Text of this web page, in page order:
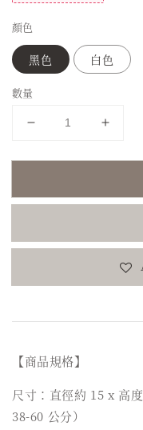
顏色
黑色 白色
數量
【商品規格】
尺寸：直徑約 15 x 高
38-60 公分）